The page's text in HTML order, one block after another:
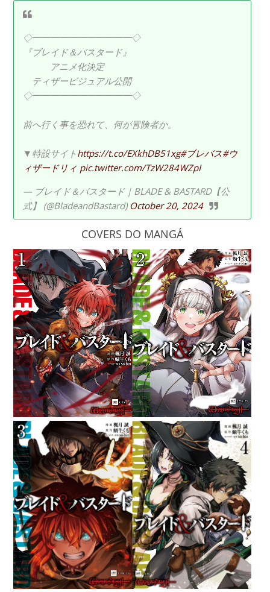
◇━━━━━━━━━━━◇
『ブレイド＆バスタード』
アニメ化決定
ティザービジュアル公開
◇━━━━━━━━━━━◇
前へ行く事を恐れて、何が冒険者か。
▼特設サイト https://t.co/EXkhDB51xg#ブレバス#ウ
ィザードリィ pic.twitter.com/TzW284WZpI
— ブレイド＆バスタード｜BLADE & BASTARD【公
式】 (@BladeandBastard) October 20, 2024
COVERS DO MANGÁ